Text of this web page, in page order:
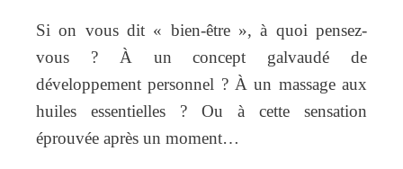
Si on vous dit « bien-être », à quoi pensez-
vous ? À un concept galvaudé de
développement personnel ? À un massage aux
huiles essentielles ? Ou à cette sensation
éprouvée après un moment…